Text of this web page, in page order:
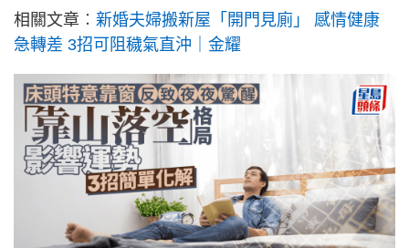
相關文章︰ 新婚夫婦搬新屋「開門見廁」 感情健康
急轉差 3招可阻穢氣直沖｜金耀